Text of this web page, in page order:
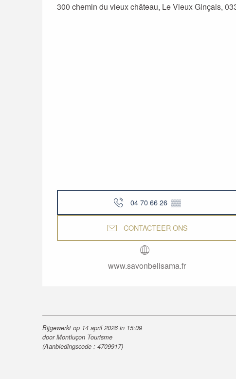
300 chemin du vieux château, Le Vieux Ginçais,
04 70 66 26 ▒▒
CONTACTEER ONS
www.savonbelisama.fr
Bijgewerkt op 14 april 2026 in 15:09
door Montluçon Tourisme
(Aanbiedingscode : 4709917)